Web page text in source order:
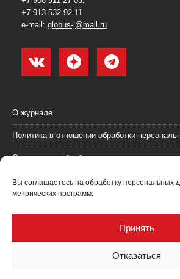
Вы соглашаетесь на обработку персональных
метрических программ.
Принять
Отказаться
+7 913 532-92-11
e-mail: globus-j@mail.ru
О журнале
Политика в отношении обработки
Согласие на обработку персональных
Пользовательское соглашение (оферта)